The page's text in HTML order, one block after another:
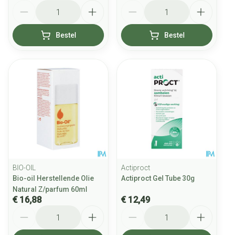
Bestel Bestel
BIO-OIL
Bio-oil Herstellende Olie
Natural Z/parfum 60ml
€ 16,88
Actiproct
Actiproct Gel Tube 30g
€ 12,49